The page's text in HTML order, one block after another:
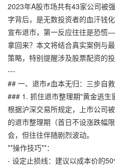
2023年A股市场共有43家公司被
字背后，是无数投资者的血汗钱
宣布退市，第一反应往往是恐
拿回来？本文将结合真实案例与
策略，特别提醒涉及股票配资的投
---
## 一、退市≠血本无归：三步自
### 1. 抓住退市整理期"黄金逃生
根据沪深交易所规定，上市公司
的退市整理期（首日不设涨跌幅
会，但往往伴随剧烈波动。
**操作技巧**：
- 设定止损线：建议以成本价的